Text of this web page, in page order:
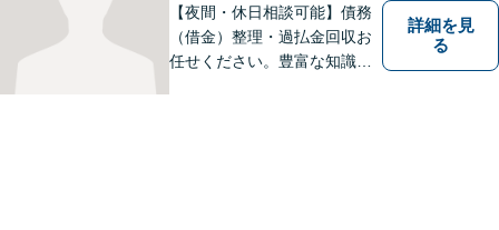
【夜間・休日相談可能】債務
（借金）整理・過払金回収お
任せください。豊富な知識・
詳細を見
る